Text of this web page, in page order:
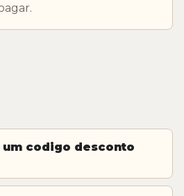
um codigo desconto